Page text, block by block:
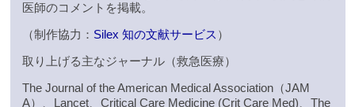
医師のコメントを掲載。
（制作協力： Silex 知の文献サービス ）
取り上げる主なジャーナル（救急医療）
The Journal of the American Medical Association（JAM
A）、Lancet、Critical Care Medicine (Crit Care Med)、The